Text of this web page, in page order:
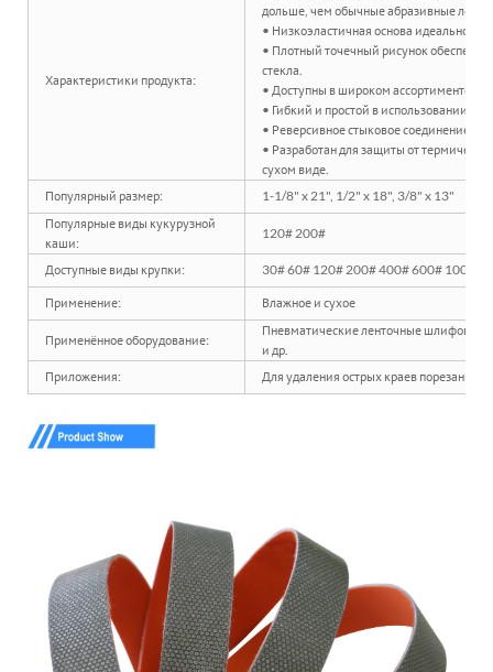
Характеристики продукта:
дольше, чем обычные абразивные
• Низкоэластичная основа идеально
• Плотный точечный рисунок
стекла.
• Доступны в широком ассортименте
• Гибкий и простой в использовании,
• Реверсивное стыковое соединение
• Разработан для защиты от
сухом виде.
Популярный размер:
1-1/8" x 21", 1/2" x 18", 3/8" x 13"
Популярные виды кукурузной
каши:
120# 200#
Доступные виды крупки:
30# 60# 120# 200# 400# 600# 1000#
Применение:
Влажное и сухое
Применённое оборудование:
Пневматические ленточные
и др.
Приложения:
Для удаления острых краев